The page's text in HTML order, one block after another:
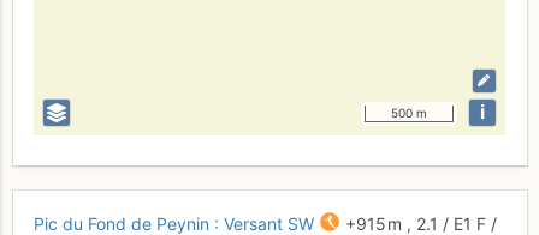
500 m i
Pic du Fond de Peynin : Versant SW +915 m , 2.1 / E1 F /